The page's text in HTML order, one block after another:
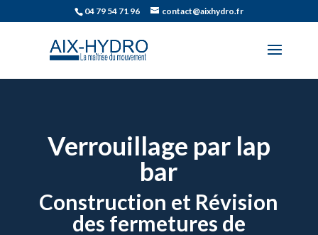
04 79 54 71 96 contact@aixhydro.fr
Verrouillage par lap
bar
Construction et Révision
des fermetures de